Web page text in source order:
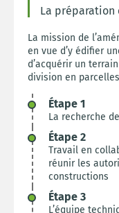
La
La mission de
en vue d’y édifier
d’acquérir un
division en
Étape 1
La recherche
Étape 2
Travail en
réunir les
constructions
Étape 3
L’équipe